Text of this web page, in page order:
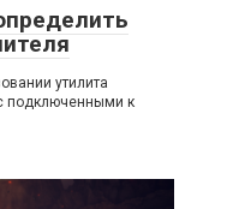
утилита
подключенными к